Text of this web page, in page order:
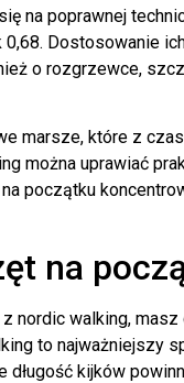
na poprawnej
Dostosowanie
o rozgrzewce,
marsze, które z
można uprawiać
początku
na
nordic walking,
to najważniejszy
długość kijków